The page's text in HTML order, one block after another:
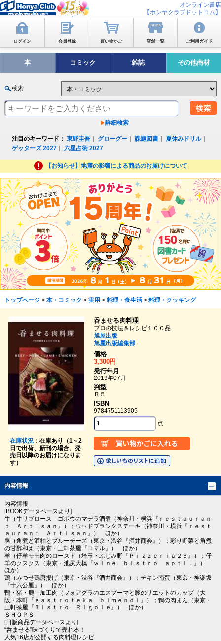
オンライン書店
【ホンヤクラブドットコム】
ログイン 会員登録 買い物かご 店舗一覧 ご利用ガイド
本 コミック 雑誌 その他商材
検索
詳細検索
注目のキーワード： 東野圭吾 グローグー ｜課題図書 ｜夏休みドリル｜
ゲッターズ 2027 ｜六星占術 2027
【お知らせ】地震の影響による商品のお届けについて
トップページ> 本・コミック > 実用 > 料理・食生活> 料理・クッキング
在庫状況：在庫あり（1～2
日で出荷、新刊の場合、発
売日以降のお届けになりま
す）
呑ませる肉料理
プロの技法＆レシピ１００品
旭屋出版
旭屋出版編集部
価格
3,300円
発行年月
2019年07月
判型
Ｂ５
ISBN
9784751113905
点
内容情報
内容情報
[BOOKデータベースより]
牛（牛リブロース ゴボウのマデラ酒煮（神奈川・横浜『ｒｅｓｔａｕｒａｎ
ｔ Ａｒｔｉｓａｎ』）；ウッドプランクステーキ（神奈川・横浜『ｒｅｓｔ
ａｕｒａｎｔ Ａｒｔｉｓａｎ』） ほか）
豚（角煮と酒粕とブルーチーズ（東京・渋谷『酒井商会』）；彩り野菜と角煮
の甘酢和え（東京・三軒茶屋『コマル』） ほか）
羊（仔羊モモ肉のロースト（埼玉・ふじみ野『Ｐｉｚｚｅｒｉａ２６』）；仔
羊のクスクス（東京・池尻大橋『ｗｉｎｅ ｂｉｓｔｒｏ ａｐｔｉ．』）
ほか）
鶏（みつせ鶏唐揚げ（東京・渋谷『酒井商会』）；チキン南蛮（東京・神楽坂
『十六公厘』） ほか）
鴨・猪・鹿・加工肉（フォアグラのエスプーマと豚のリエットのカップ（大
阪・本町『ｇａｓｔｒｏｔｅｋａ ｂｉｍｅｎｄｉ』）；鴨の肉まん（東京・
三軒茶屋『Ｂｉｓｔｒｏ Ｒｉｇｏｌｅ』） ほか）
ＳＨＯＰＳ
[日販商品データベースより]
“呑ませる”味づくりで売れる！
人気16店が公開する肉料理レシピ